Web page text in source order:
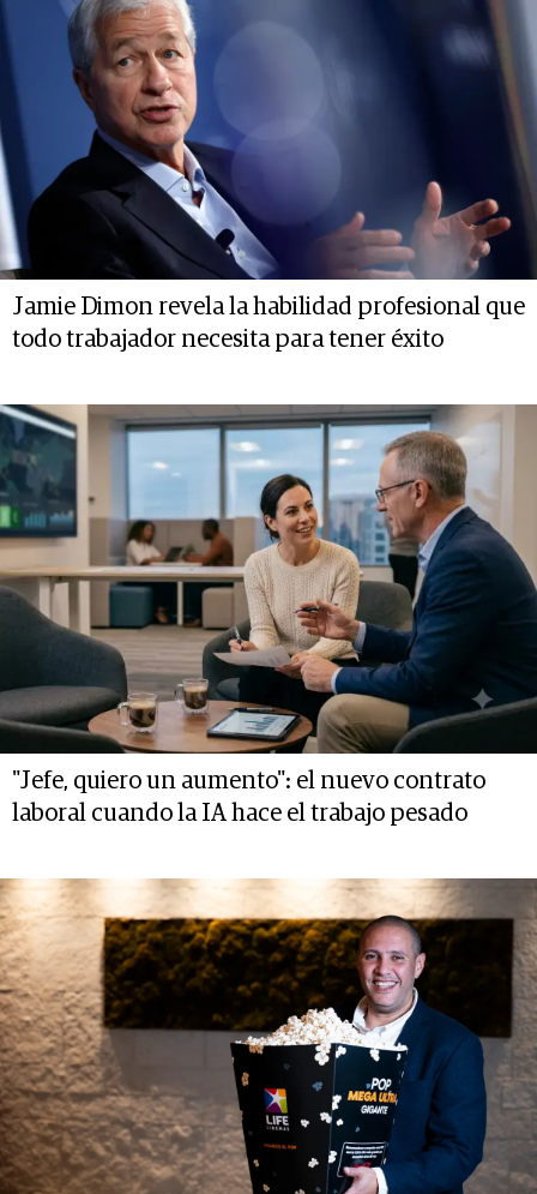
Jamie Dimon revela la habilidad profesional que
todo trabajador necesita para tener éxito
"Jefe, quiero un aumento": el nuevo contrato
laboral cuando la IA hace el trabajo pesado